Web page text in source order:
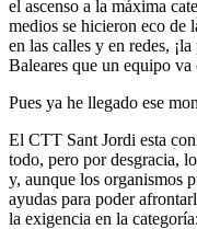
el ascenso a la máxima
medios se hicieron eco de
en las calles y en redes,
Baleares que un equipo
Pues ya he llegado ese
El CTT Sant Jordi esta
todo, pero por desgracia,
y, aunque los organismos
ayudas para poder
la exigencia en la